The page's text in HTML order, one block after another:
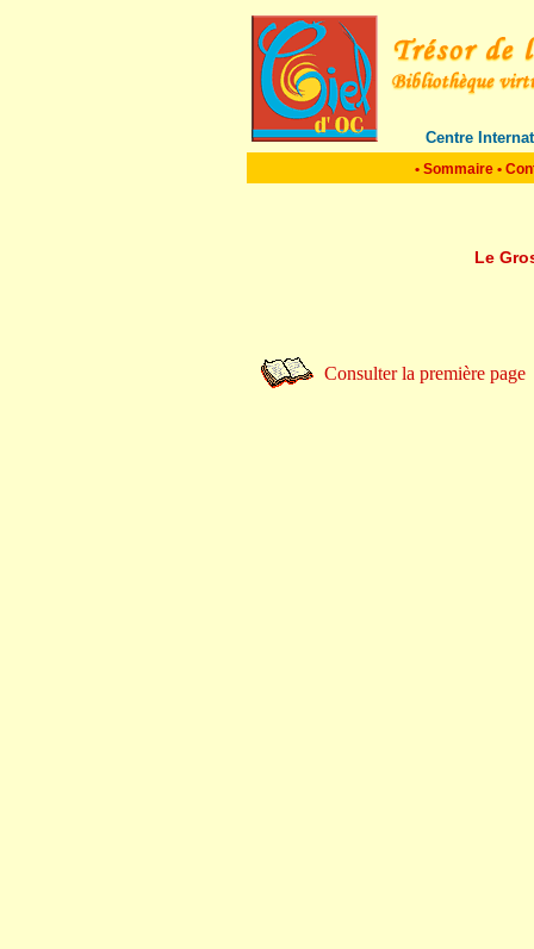
Centre
• Sommaire •
Le
Consulter la première page